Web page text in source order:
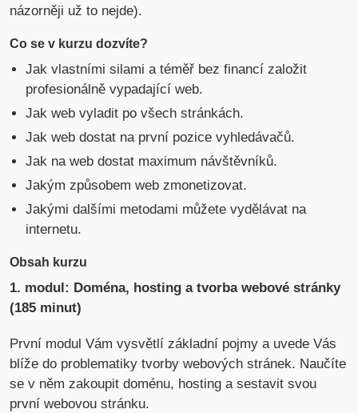
názorněji už to nejde).
Co se v kurzu dozvíte?
Jak vlastními silami a téměř bez financí založit
profesionálně vypadající web.
Jak web vyladit po všech stránkách.
Jak web dostat na první pozice vyhledávačů.
Jak na web dostat maximum návštěvníků.
Jakým způsobem web zmonetizovat.
Jakými dalšími metodami můžete vydělávat na
internetu.
Obsah kurzu
1. modul: Doména, hosting a tvorba webové stránky
(185 minut)
První modul Vám vysvětlí základní pojmy a uvede Vás
blíže do problematiky tvorby webových stránek. Naučíte
se v něm zakoupit doménu, hosting a sestavit svou
první webovou stránku.